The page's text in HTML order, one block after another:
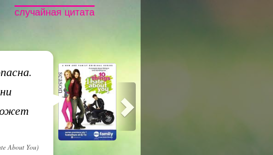
случайная цитата
About You)